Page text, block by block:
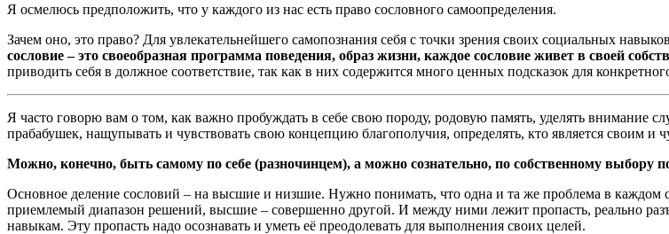
Я осмелюсь предположить, что у каждого из нас есть право сословного самоопределения.
Зачем оно, это право? Для увлекательнейшего самопознания себя с точки зрения своих социальных
сословие – это своеобразная программа поведения, образ жизни, каждое сословие живет в своей
приводить себя в должное соответствие, так как в них содержится много ценных подсказок для
Я часто говорю вам о том, как важно пробуждать в себе свою породу, родовую память, уделять внимание
прабабушек, нащупывать и чувствовать свою концепцию благополучия, определять, кто является своим и
Можно, конечно, быть самому по себе (разночинцем), а можно сознательно, по собственному выбору
Основное деление сословий – на высшие и низшие. Нужно понимать, что одна и та же проблема в каждом
приемлемый диапазон решений, высшие – совершенно другой. И между ними лежит пропасть, реально
навыкам. Эту пропасть надо осознавать и уметь её преодолевать для выполнения своих целей.